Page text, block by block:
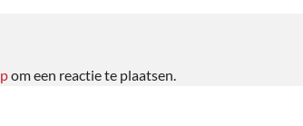
om een reactie te plaatsen.